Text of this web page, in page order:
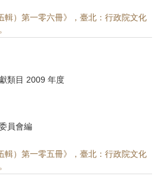
輯）第一零六冊》，臺北：行政院文化
類目 2009 年度
員會編
輯）第一零五冊》，臺北：行政院文化